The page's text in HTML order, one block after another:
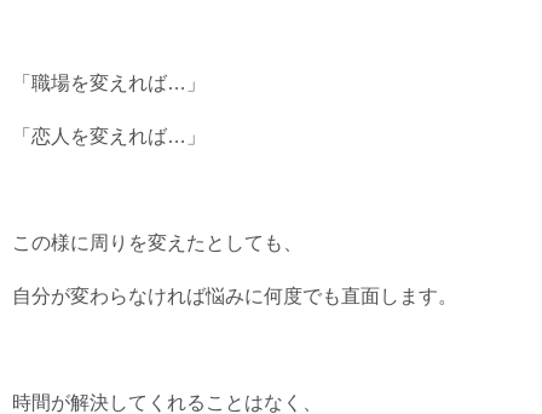
「職場を変えれば…」
「恋人を変えれば…」
この様に周りを変えたとしても、
自分が変わらなければ悩みに何度でも直面します。
時間が解決してくれることはなく、